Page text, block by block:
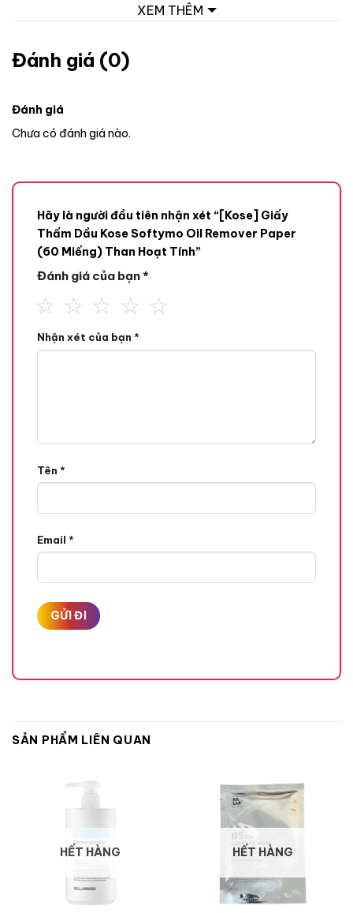
XEM THÊM
Đánh giá (0)
Đánh giá
Chưa có đánh giá nào.
Hãy là người đầu tiên nhận xét “[Kose] Giấy
Thấm Dầu Kose Softymo Oil Remover Paper
(60 Miếng) Than Hoạt Tính”
Đánh giá của bạn*
Nhận xét của bạn *
Tên *
Email *
SẢN PHẨM LIÊN QUAN
HẾT HÀNG HẾT HÀNG